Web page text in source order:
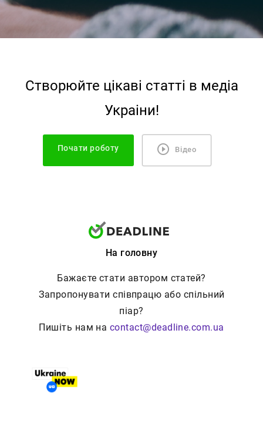
Створюйте цiкавi статтi в медiа
Украiни!
Почати роботу Відео
На головну
Бажаєте стати автором статей?
Запропонувати співпрацю або спільний
піар?
Пишіть нам на contact@deadline.com.ua